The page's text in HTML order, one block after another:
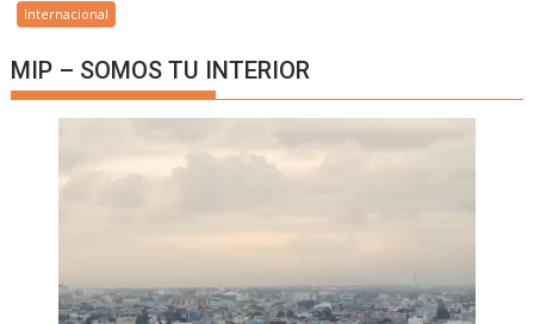
Internacional
MIP – SOMOS TU INTERIOR